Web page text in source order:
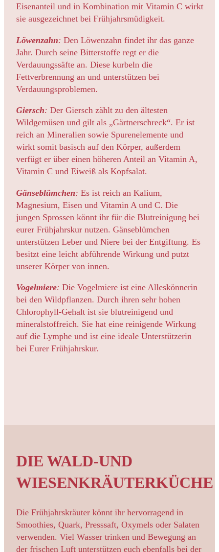
Eisenanteil und in Kombination mit Vitamin C wirkt
sie ausgezeichnet bei Frühjahrsmüdigkeit.
Löwenzahn: Den Löwenzahn findet ihr das ganze
Jahr. Durch seine Bitterstoffe regt er die
Verdauungssäfte an. Diese kurbeln die
Fettverbrennung an und unterstützen bei
Verdauungsproblemen.
Giersch: Der Giersch zählt zu den ältesten
Wildgemüsen und gilt als „Gärtnerschreck“. Er ist
reich an Mineralien sowie Spurenelemente und
wirkt somit basisch auf den Körper, außerdem
verfügt er über einen höheren Anteil an Vitamin A,
Vitamin C und Eiweiß als Kopfsalat.
Gänseblümchen: Es ist reich an Kalium,
Magnesium, Eisen und Vitamin A und C. Die
jungen Sprossen könnt ihr für die Blutreinigung bei
eurer Frühjahrskur nutzen. Gänseblümchen
unterstützen Leber und Niere bei der Entgiftung. Es
besitzt eine leicht abführende Wirkung und putzt
unserer Körper von innen.
Vogelmiere: Die Vogelmiere ist eine Alleskönnerin
bei den Wildpflanzen. Durch ihren sehr hohen
Chlorophyll-Gehalt ist sie blutreinigend und
mineralstoffreich. Sie hat eine reinigende Wirkung
auf die Lymphe und ist eine ideale Unterstützerin
bei Eurer Frühjahrskur.
DIE WALD-UND
WIESENKRÄUTERKÜCHE
Die Frühjahrskräuter könnt ihr hervorragend in
Smoothies, Quark, Presssaft, Oxymels oder Salaten
verwenden. Viel Wasser trinken und Bewegung an
der frischen Luft unterstützen euch ebenfalls bei der